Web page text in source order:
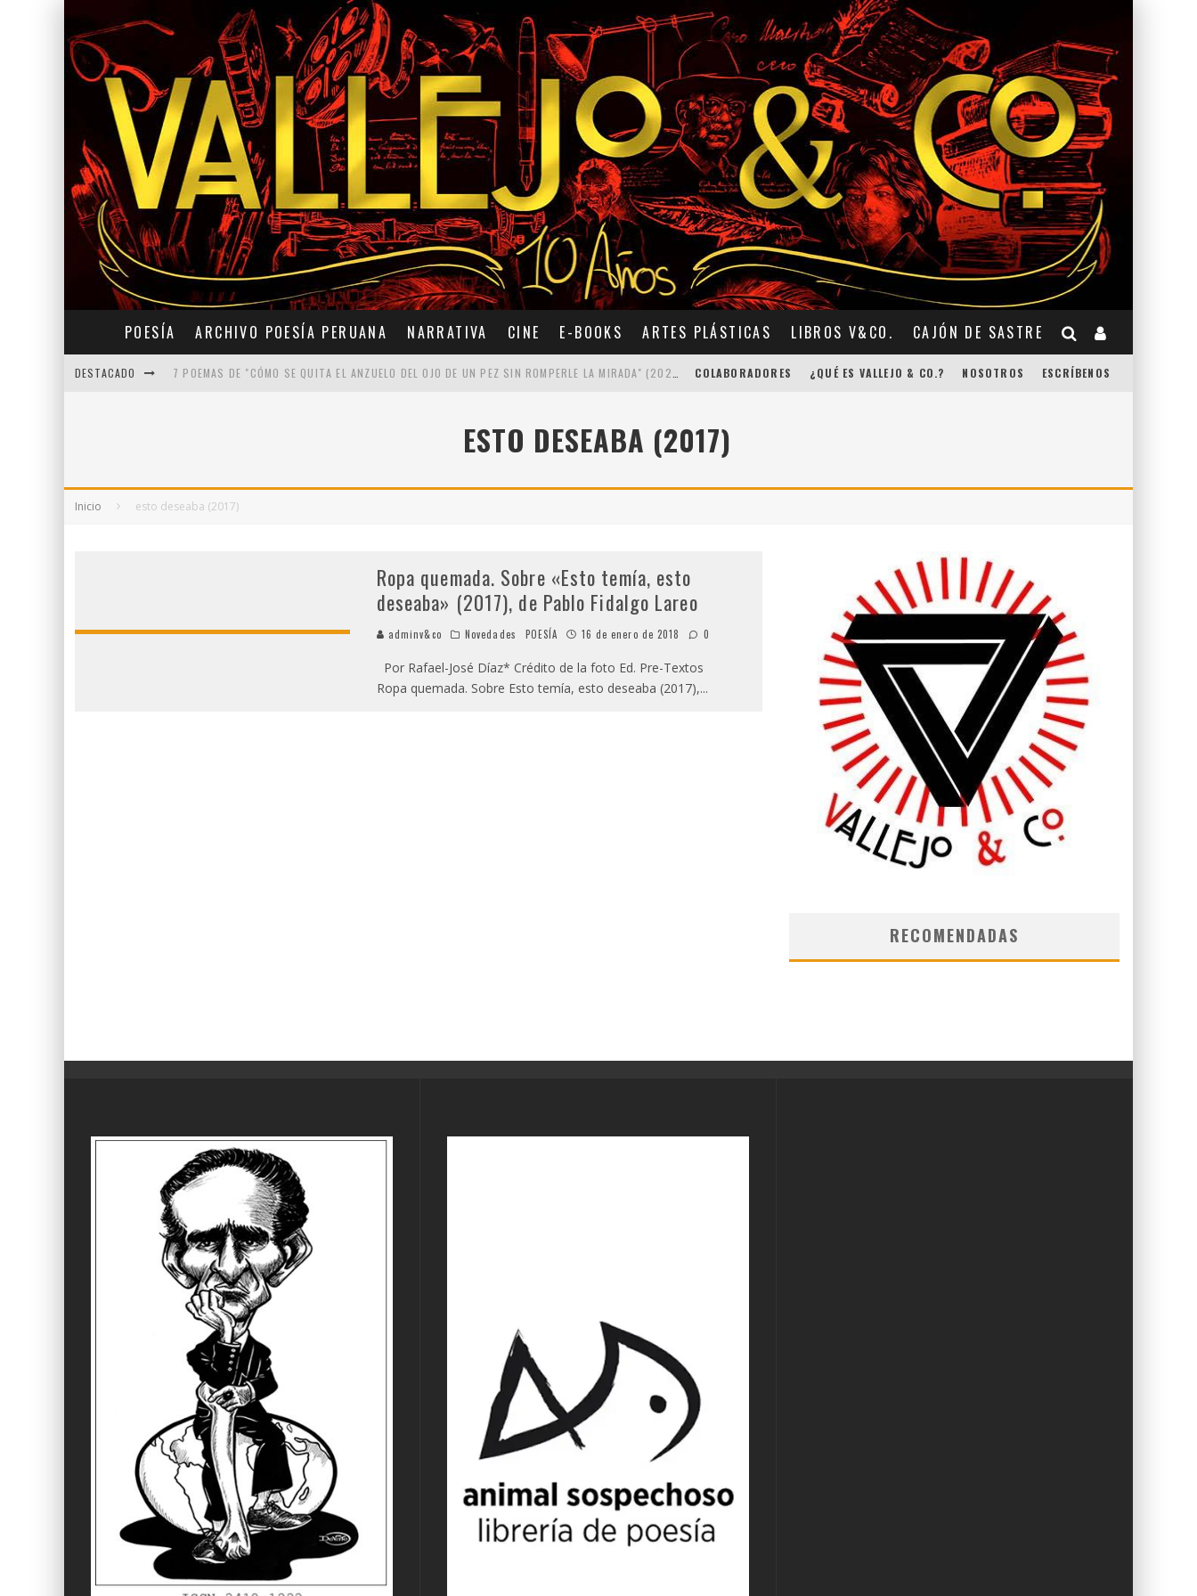
POESÍA ARCHIVO POESÍA PERUANA NARRATIVA CINE E-BOOKS ARTES PLÁSTICAS LIBROS V&CO. CAJÓN DE SASTRE
DESTACADO
SOBRE "PROSAS MINÚSCULAS" (2025), DE ALONSO RABÍ
COLABORADORES ¿QUÉ ES VALLEJO & CO.? NOSOTROS ESCRÍBENOS
ESTO DESEABA (2017)
Inicio esto deseaba (2017)
Ropa quemada. Sobre «Esto temía, esto
deseaba» (2017), de Pablo Fidalgo Lareo
adminv&co Novedades POESÍA 16 de enero de 2018 0
Por Rafael-José Díaz* Crédito de la foto Ed. Pre-Textos
Ropa quemada. Sobre Esto temía, esto deseaba (2017),...
RECOMENDADAS